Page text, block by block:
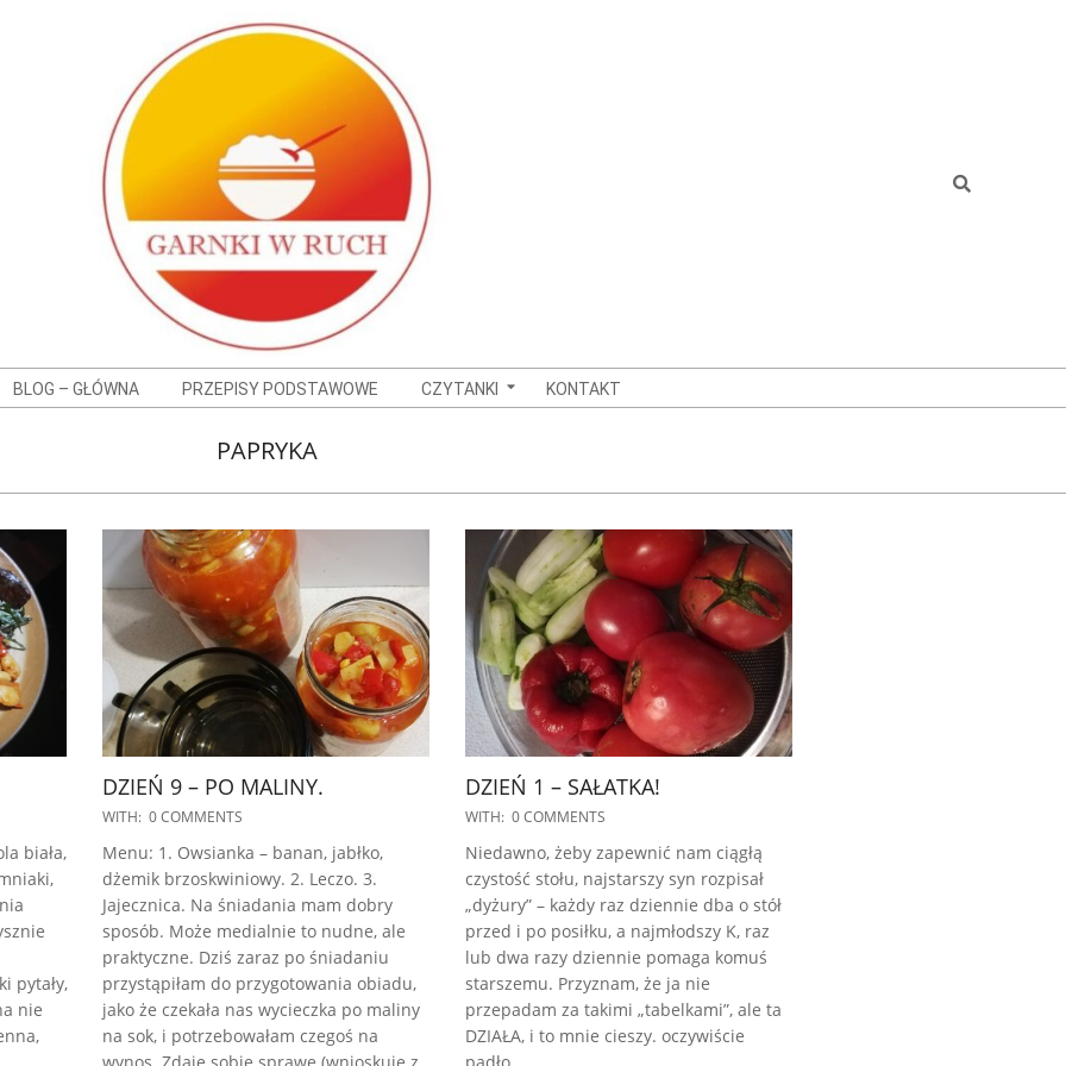
Search
BLOG – GŁÓWNA PRZEPISY PODSTAWOWE CZYTANKI KONTAKT
PAPRYKA
biała,
pytały,
nie
DZIEŃ 9 – PO MALINY.
2022-
15
WITH: 0 COMMENTS
Menu: 1. Owsianka – banan, jabłko,
dżemik brzoskwiniowy. 2. Leczo. 3.
Jajecznica. Na śniadania mam dobry
sposób. Może medialnie to nudne, ale
praktyczne. Dziś zaraz po śniadaniu
przystąpiłam do przygotowania obiadu,
jako że czekała nas wycieczka po maliny
na sok, i potrzebowałam czegoś na
DZIEŃ 1 – SAŁATKA!
2022-
30
WITH: 0 COMMENTS
Niedawno, żeby zapewnić nam ciągłą
czystość stołu, najstarszy syn rozpisał
„dyżury” – każdy raz dziennie dba o stół
przed i po posiłku, a najmłodszy K, raz
lub dwa razy dziennie pomaga komuś
starszemu. Przyznam, że ja nie
przepadam za takimi „tabelkami”, ale ta
DZIAŁA, i to mnie cieszy. oczywiście